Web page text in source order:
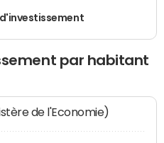
par habitant
de l'Economie)